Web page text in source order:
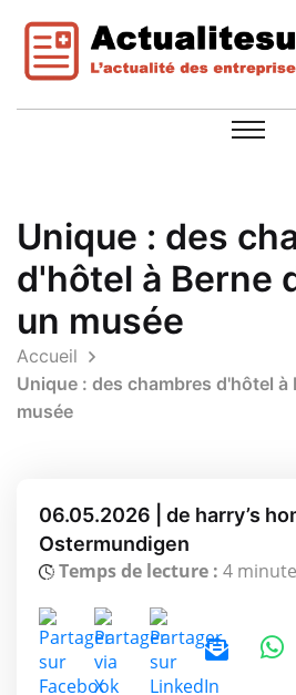
Unique : des
d'hôtel à Berne
un musée
Accueil
Unique : des chambres d'hôtel à
musée
06.05.2026 | de harry’s
Ostermundigen
Temps de lecture : 4